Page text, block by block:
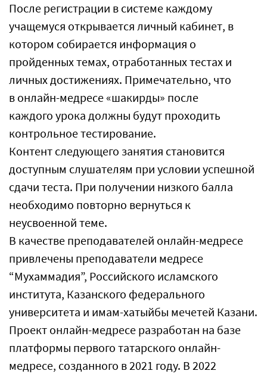
После регистрации в системе каждому
учащемуся открывается личный кабинет, в
котором собирается информация о
пройденных темах, отработанных тестах и
личных достижениях. Примечательно, что
в онлайн-медресе «шакирды» после
каждого урока должны будут проходить
контрольное тестирование.
Контент следующего занятия становится
доступным слушателям при условии успешной
сдачи теста. При получении низкого балла
необходимо повторно вернуться к
неусвоенной теме.
В качестве преподавателей онлайн-медресе
привлечены преподаватели медресе
“Мухаммадия”, Российского исламского
института, Казанского федерального
университета и имам-хатыйбы мечетей Казани.
Проект онлайн-медресе разработан на базе
платформы первого татарского онлайн-
медресе, созданного в 2021 году. В 2022